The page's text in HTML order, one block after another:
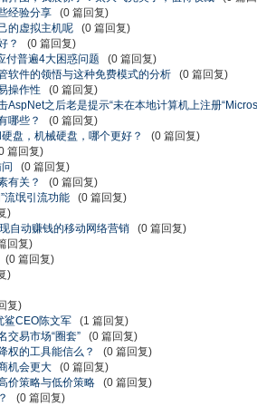
经验分享 (0 篇回复)
的虚拟主机呢 (0 篇回复)
？
(0 篇回复)
付普遍4大困惑问题 (0 篇回复)
软件的领悟与这种免费模式的分析 (0 篇回复)
操作性 (0 篇回复)
AspNet之后老是提示“未在本地计算机上注册
哪些？
(0 篇回复)
盘，机械硬盘，哪个更好？
(0 篇回复)
篇回复)
(0 篇回复)
有关？
(0 篇回复)
流氓引流功能 (0 篇回复)
)
自动赚钱的移动网络营销 (0 篇回复)
回复)
(0 篇回复)
)
复)
CEO陈文军 (1 篇回复)
交易市场“圈套” (0 篇回复)
权的工具能信么？
(0 篇回复)
机会更大 (0 篇回复)
价策略与低价策略 (0 篇回复)
(0 篇回复)